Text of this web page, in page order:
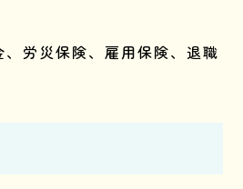
労災保険、雇用保険、退職